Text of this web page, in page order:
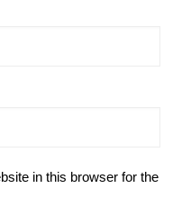
in this browser for the